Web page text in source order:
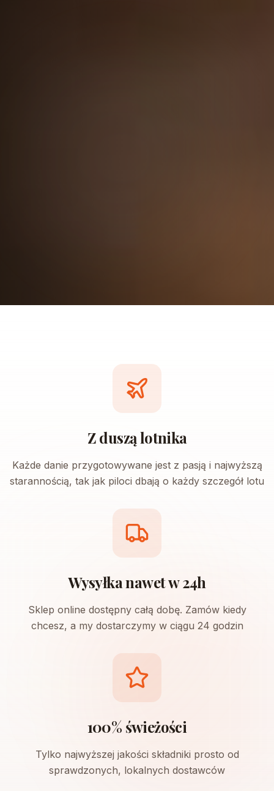
Z duszą lotnika
Każde danie przygotowywane jest z pasją i najwyższą
starannością, tak jak piloci dbają o każdy szczegół lotu
Wysyłka nawet w 24h
Sklep online dostępny całą dobę. Zamów kiedy
chcesz, a my dostarczymy w ciągu 24 godzin
100% świeżości
Tylko najwyższej jakości składniki prosto od
sprawdzonych, lokalnych dostawców